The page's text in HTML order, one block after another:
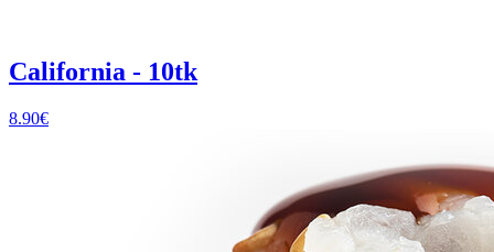
California - 10tk
8.90€